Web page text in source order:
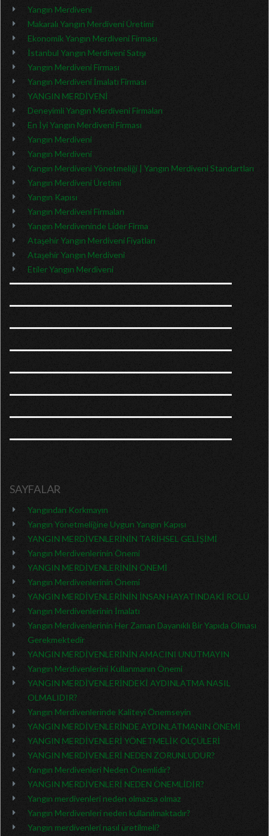
Yangın Merdiveni
Makaralı Yangın Merdiveni Üretimi
Ekonomik Yangın Merdiveni Firması
İstanbul Yangın Merdiveni Satışı
Yangın Merdiveni Firması
Yangın Merdiveni İmalatı Firması
YANGIN MERDİVENİ
Deneyimli Yangın Merdiveni Firmaları
En İyi Yangın Merdiveni Firması
Yangın Merdiveni
Yangın Merdiveni
Yangın Merdiveni Yönetmeliği | Yangın Merdiveni Standartları
Yangın Merdiveni Üretimi
Yangın Kapısı
Yangın Merdiveni Firmaları
Yangın Merdiveninde Lider Firma
Ataşehir Yangın Merdiveni Fiyatları
Ataşehir Yangın Merdiveni
Etiler Yangın Merdiveni
SAYFALAR
Yangından Korkmayın
Yangın Yönetmeliğine Uygun Yangın Kapısı
YANGIN MERDİVENLERİNİN TARİHSEL GELİŞİMİ
Yangın Merdivenlerinin Önemi
YANGIN MERDİVENLERİNİN ÖNEMİ
Yangın Merdivenlerinin Önemi
YANGIN MERDİVENLERİNİN İNSAN HAYATINDAKİ ROLÜ
Yangın Merdivenlerinin İmalatı
Yangın Merdivenlerinin Her Zaman Dayanıklı Bir Yapıda Olması
Gerekmektedir
YANGIN MERDİVENLERİNİN AMACINI UNUTMAYIN
Yangın Merdivenlerini Kullanmanın Önemi
YANGIN MERDİVENLERİNDEKİ AYDINLATMA NASIL
OLMALIDIR?
Yangın Merdivenlerinde Kaliteyi Önemseyin
YANGIN MERDİVENLERİNDE AYDINLATMANIN ÖNEMİ
YANGIN MERDİVENLERİ YÖNETMELİK ÖLÇÜLERİ
YANGIN MERDİVENLERİ NEDEN ZORUNLUDUR?
Yangın Merdivenleri Neden Önemlidir?
YANGIN MERDİVENLERİ NEDEN ÖNEMLİDİR?
Yangın merdivenleri neden olmazsa olmaz
Yangın Merdivenleri neden kullanılmaktadır?
Yangın merdivenleri nasıl üretilmeli?